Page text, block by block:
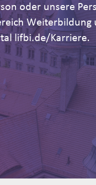
oder unsere
lifbi.de/Karriere.